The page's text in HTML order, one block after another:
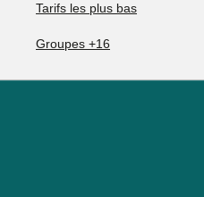
Tarifs les plus bas
Groupes +16